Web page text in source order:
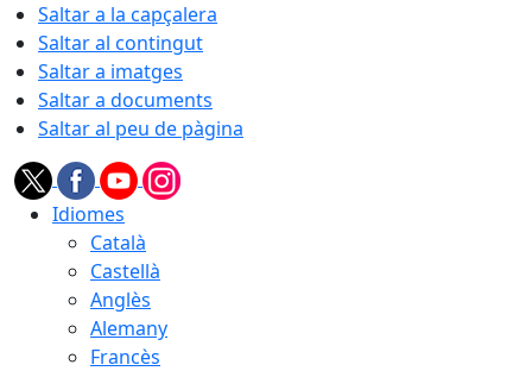
Saltar a la capçalera
Saltar al contingut
Saltar a imatges
Saltar a documents
Saltar al peu de pàgina
Idiomes
Català
Castellà
Anglès
Alemany
Francès